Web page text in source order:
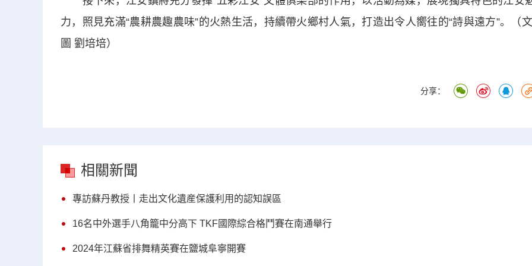
力，照見充滿“農耕農趣農味”的火熱生活，持續帶火鄉村人氣，打造出令人嚮往的“詩與遠方”。（
圖 劉培培）
分享：
相關新聞
專訪蘇丹教授丨走出文化遺産保護利用的認知誤區
16名中外選手八角籠中分高下 TKF國際綜合格鬥賽在南通舉行
2024年江蘇省排舞精英賽在鹽城阜寧開賽